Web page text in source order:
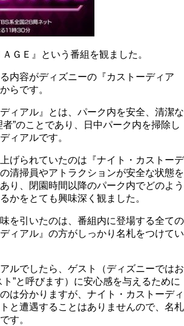
ＧＥ』という番組を観ました。
内容がディズニーの『カストーディア
らです。
ィアル』とは、パーク内を安全、清潔な
”のことであり、日中パーク内を掃除し
ィアルです。
げられていたのは『ナイト・カストーデ
清掃員やアトラクションが安全な状態を
り、閉園時間以降のパーク内でどのよう
かをとても興味深く観ました。
を引いたのは、番組内に登場する全ての
ィアル』の方がしっかり名札をつけてい
ルでしたら、ゲスト（ディズニーではお
”と呼びます）に安心感を与えるために
は分かりますが、ナイト・カストーディ
と遭遇することはありませんので、名札
す。